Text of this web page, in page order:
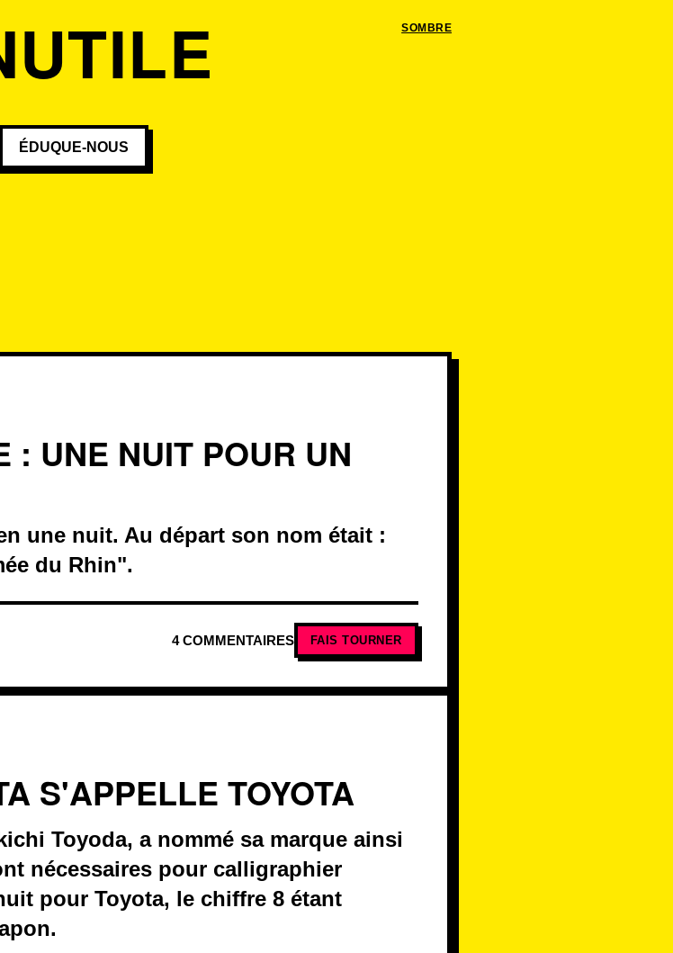
SOMBRE
ÉDUQUE-NOUS
: UNE NUIT POUR UN
une nuit. Au départ son nom était :
du Rhin".
4 COMMENTAIRES FAIS TOURNER
S'APPELLE TOYOTA
Toyoda, a nommé sa marque ainsi
nécessaires pour calligraphier
pour Toyota, le chiffre 8 étant